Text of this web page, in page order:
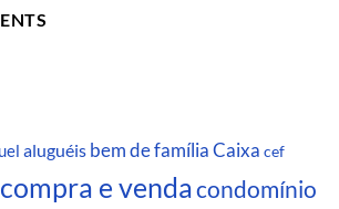
aluguéis bem de família Caixa cef
compra e vendacondomínio